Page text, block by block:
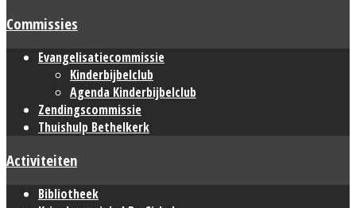
Commissies
Evangelisatiecommissie
Kinderbijbelclub
Agenda Kinderbijbelclub
Zendingscommissie
Thuishulp Bethelkerk
Activiteiten
Bibliotheek